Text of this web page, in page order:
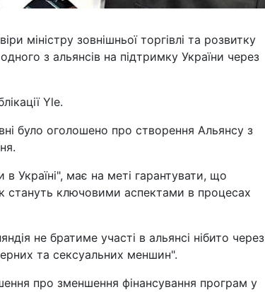
міністру зовнішньої торгівлі та розвитку
з альянсів на підтримку України через
Yle.
було оголошено про створення Альянсу з
Україні", має на меті гарантувати, що
стануть ключовими аспектами в процесах
не братиме участі в альянсі нібито через
та сексуальних меншин".
про зменшення фінансування програм у